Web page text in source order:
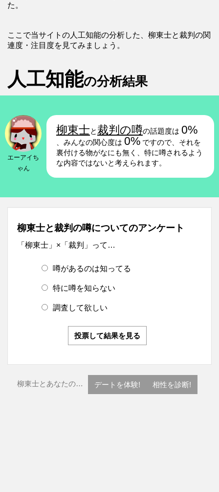
た。
ここで当サイトの人工知能の分析した、柳東士と裁判の関
連度・注目度を見てみましょう。
人工知能の分析結果
エーアイち
ゃん
柳東士と 裁判の噂の話題度は 0%
、みんなの関心度は 0% ですので、それを
裏付ける物がなにも無く、特に噂されるよう
な内容ではないと考えられます。
柳東士と裁判の噂についてのアンケート
「柳東士」×「裁判」って…
噂があるのは知ってる
特に噂を知らない
調査して欲しい
投票して結果を見る
柳東士とあなたの… デートを体験! 相性を診断!